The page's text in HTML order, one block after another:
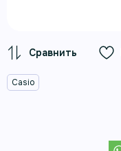
Casio